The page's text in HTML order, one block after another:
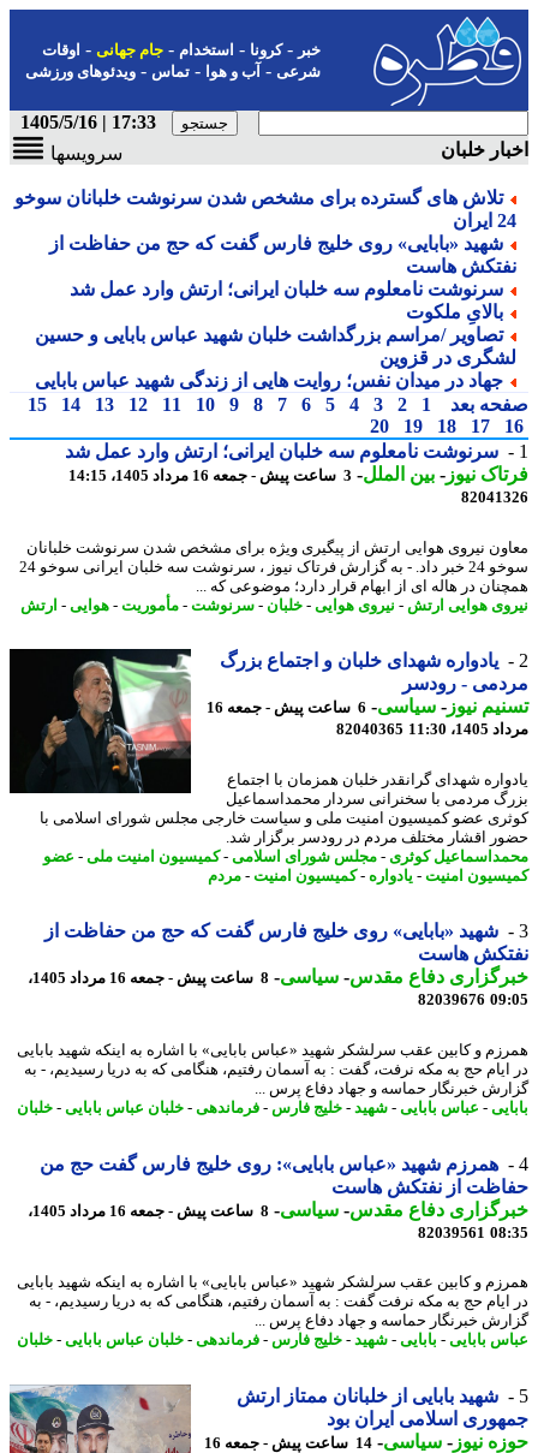
-کرونا-استخدام- جام جهانی-اوقات
شرعی-آب و هوا-تماس-ویدئوهای ورزشی
17:33 | 1405/5/16
خلبان
سرویسها
تلاش های گسترده برای مشخص شدن سرنوشت خلبانان سوخو
شهید «بابایی» روی خلیج فارس گفت که حج من حفاظت از
هاست
سرنوشت نامعلوم سه خلبان ایرانی؛ ارتش وارد عمل شد
بالایِ ملکوت
تصاویر /مراسم بزرگداشت خلبان شهید عباس بابایی و حسین
در قزوین
جهاد در میدان نفس؛ روایت هایی از زندگی شهید عباس بابایی
بعد
1
2
3
4
5
6
7
8
9
10
11
12
13
14
15
17
18
19
20
سرنوشت نامعلوم سه خلبان ایرانی؛ ارتش وارد عمل شد
نیوز-بین الملل-3 ساعت پیش - جمعه 16 مرداد 1405، 14:15
نیروی هوایی ارتش از پیگیری ویژه برای مشخص شدن سرنوشت خلبانان
سوخو 24 خبر داد. - به گزارش فرتاک نیوز ، سرنوشت سه خلبان ایرانی سوخو 24
در هاله ای از ابهام قرار دارد؛ موضوعی که ...
هوایی ارتش -نیروی هوایی- خلبان-سرنوشت-مأموریت-هوایی- ارتش
یادواره شهدای خلبان و اجتماع بزرگ
- رودسر
نیوز-سیاسی-
6 ساعت پیش - جمعه 16
11:30
82040365
شهدای گرانقدر خلبان همزمان با اجتماع
مردمی با سخنرانی سردار محمداسماعیل
عضو کمیسیون امنیت ملی و سیاست خارجی مجلس شورای اسلامی با
اقشار مختلف مردم در رودسر برگزار شد.
کوثری- مجلس شورای اسلامی-کمیسیون امنیت ملی -عضو
امنیت-یادواره- کمیسیون امنیت-مردم
شهید «بابایی» روی خلیج فارس گفت که حج من حفاظت از
هاست
دفاع مقدس-سیاسی-
8 ساعت پیش - جمعه 16 مرداد 1405،
82039676
و کابین عقب سرلشکر شهید «عباس بابایی» با اشاره به اینکه شهید بابایی
حج به مکه نرفت، گفت : به آسمان رفتیم، هنگامی که به دریا رسیدیم، - به
خبرنگار حماسه و جهاد دفاع پرس ...
-عباس بابایی-شهید-خلیج فارس-فرماندهی-خلبان عباس بابایی-خلبان
همرزم شهید «عباس بابایی»: روی خلیج فارس گفت حج من
از نفتکش هاست
دفاع مقدس-سیاسی-
8 ساعت پیش - جمعه 16 مرداد 1405،
82039561
و کابین عقب سرلشکر شهید «عباس بابایی» با اشاره به اینکه شهید بابایی
حج به مکه نرفت گفت : به آسمان رفتیم، هنگامی که به دریا رسیدیم، - به
خبرنگار حماسه و جهاد دفاع پرس ...
بابایی-بابایی-شهید-خلیج فارس-فرماندهی-خلبان عباس بابایی-خلبان
شهید بابایی از خلبانان ممتاز ارتش
اسلامی ایران بود
نیوز-سیاسی-
14 ساعت پیش - جمعه 16